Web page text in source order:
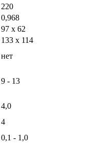
220
0,968
97 х 62
133 x 114
нет
9 - 13
4,0
4
0,1 - 1,0